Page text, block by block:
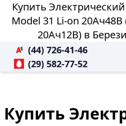
Купить
Model 31 Li-on
20Ач12В) в
(44) 726-41-46
(29) 582-77-52
Купить